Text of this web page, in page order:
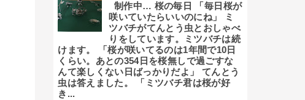
制作中… 桜の毎日 「毎日桜が
咲いていたらいいのにね」 ミ
ツバチがてんとう虫とおしゃべ
りをしています。ミツバチは続
けます。 「桜が咲いてるのは1年間で10日
くらい。あとの354日を桜無しで過ごすな
んて楽しくない日ばっかりだよ」 てんとう
虫は答えました。 「ミツバチ君は桜が好
き...